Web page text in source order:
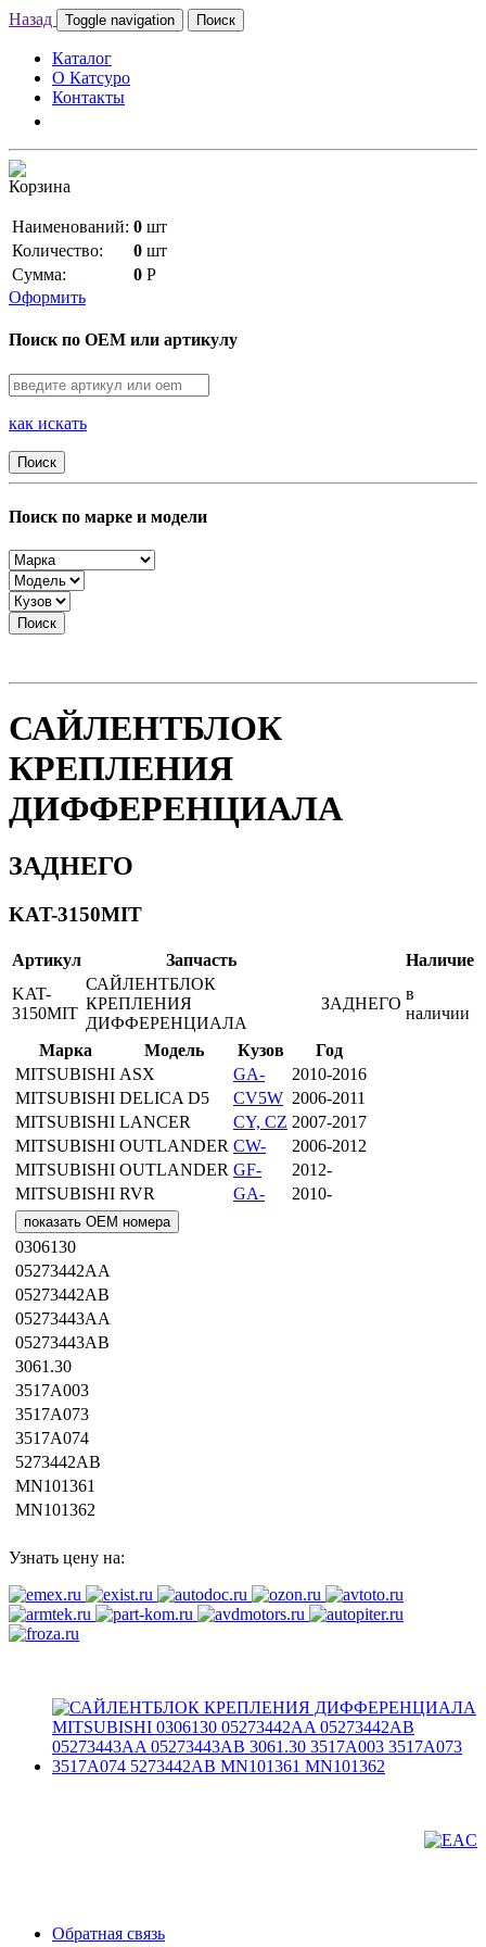
Назад Toggle navigation Поиск
Каталог
О Катсуро
Контакты
Корзина
Наименований: 0 шт
Количество:
0 шт
Сумма:
0 Р
Оформить
Поиск по OEM или артикулу
как искать
Поиск
Поиск по марке и модели
Поиск
САЙЛЕНТБЛОК
КРЕПЛЕНИЯ
ДИФФЕРЕНЦИАЛА
ЗАДНЕГО
KAT-3150MIT
Артикул Запчасть
Наличие
KAT-
3150MIT
САЙЛЕНТБЛОК
КРЕПЛЕНИЯ
ДИФФЕРЕНЦИАЛА
ЗАДНЕГО
в
наличии
Марка
Модель Кузов
Год
MITSUBISHI ASX GA-
2010-2016
MITSUBISHI DELICA D5 CV5W 2006-2011
MITSUBISHI LANCER CY, CZ 2007-2017
MITSUBISHI OUTLANDER CW-
2006-2012
MITSUBISHI OUTLANDER GF-
2012-
MITSUBISHI RVR GA- 2010-
показать OEM номера
0306130
05273442AA
05273442AB
05273443AA
05273443AB
3061.30
3517A003
3517A073
3517A074
5273442AB
MN101361
MN101362
Узнать цену на:
Обратная связь